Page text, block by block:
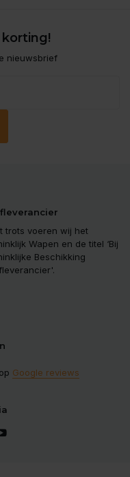
nieuwsbrief
trots voeren wij het
Wapen en de titel ‘Bij
Beschikking
op Google reviews